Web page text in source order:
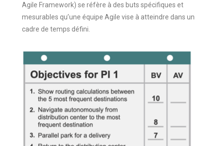
Agile Framework) se réfère à des buts spécifiques et
mesurables qu’une équipe Agile vise à atteindre dans un
cadre de temps défini.